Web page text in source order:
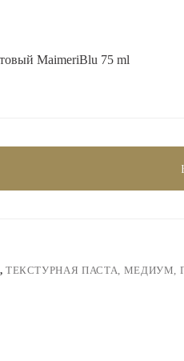
MaimeriBlu 75 ml
, TЕКСТУРНАЯ ПАСТА, МЕДИУМ,